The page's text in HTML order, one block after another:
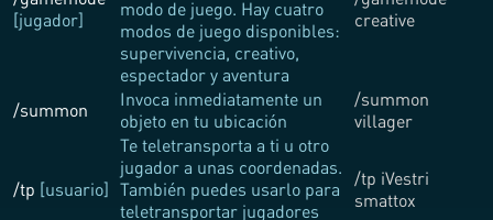
[jugador]
modo de juego. Hay cuatro
modos de juego disponibles:
supervivencia, creativo,
espectador y aventura
creative
/summon
Invoca inmediatamente un
objeto en tu ubicación
/summon
villager
/tp [usuario]
Te teletransporta a ti u otro
jugador a unas coordenadas.
También puedes usarlo para
teletransportar jugadores
/tp iVestri
smattox